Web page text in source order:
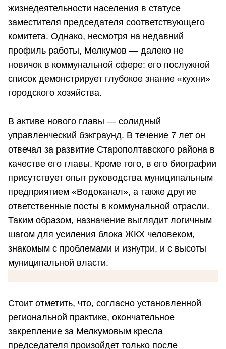
жизнедеятельности населения в статусе
заместителя председателя соответствующего
комитета. Однако, несмотря на недавний
профиль работы, Мелкумов — далеко не
новичок в коммунальной сфере: его послужной
список демонстрирует глубокое знание «кухни»
городского хозяйства.
В активе нового главы — солидный
управленческий бэкграунд. В течение 7 лет он
отвечал за развитие Старополтавского района в
качестве его главы. Кроме того, в его биографии
присутствует опыт руководства муниципальным
предприятием «Водоканал», а также другие
ответственные посты в коммунальной отрасли.
Таким образом, назначение выглядит логичным
шагом для усиления блока ЖКХ человеком,
знакомым с проблемами и изнутри, и с высоты
муниципальной власти.
Стоит отметить, что, согласно установленной
региональной практике, окончательное
закрепление за Мелкумовым кресла
председателя произойдет только после